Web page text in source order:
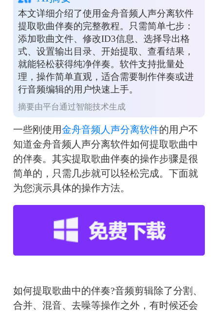
本文详细介绍了使用金舟音频人声分离软件
提取歌曲伴奏的完整教程。只需简单七步：
添加歌曲文件、修改ID3信息、选择导出格
式、设置输出目录、开始提取、查看结果，
就能轻松获得纯净伴奏。软件支持批量处
理，操作简单直观，适合需要制作伴奏或进
行音频编辑的用户快速上手。
摘要由平台通过智能技术生成
一些刚使用金舟音频人声分离软件的用户不
知道金舟音频人声分离软件如何提取歌曲中
的伴奏。其实提取歌曲伴奏的操作步骤是很
简单的，只需几步就可以轻松完成。下面就
为您演示具体的操作方法。
如何提取歌曲中的伴奏?音频剪辑除了分割、
合并、混音、去噪等操作之外，有时候还会